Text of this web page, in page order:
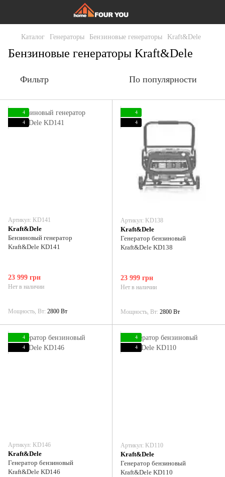
Каталог Генераторы Бензиновые генераторы Kraft&Dele
Бензиновые генераторы Kraft&Dele
Фильтр По популярности
4
4
Артикул: KD141
Kraft&Dele
Бензиновый генератор
Kraft&Dele KD141
23 999 грн
Нет в наличии
Мощность, Вт 2800 Вт
4
4
Артикул: KD138
Kraft&Dele
Генератор бензиновый
Kraft&Dele KD138
23 999 грн
Нет в наличии
Мощность, Вт 2800 Вт
4
4
Артикул: KD146
Kraft&Dele
Генератор бензиновый
Kraft&Dele KD146
4
4
Артикул: KD110
Kraft&Dele
Генератор бензиновый
Kraft&Dele KD110